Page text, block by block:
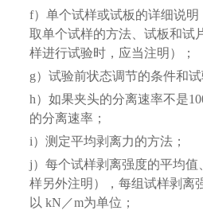
f）单个试样或试板的详细说
取单个试样的方法、试板和试
样进行试验时，应当注明）；
g）试验前状态调节的条件和试
h）如果夹头的分离速率不是
的分离速率；
i）测定平均剥离力的方法；
j）每个试样剥离强度的平均
样另外注明），每组试样剥离
以 kN／m为单位；